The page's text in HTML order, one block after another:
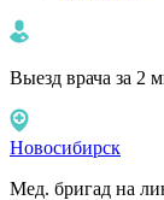
Выезд врача за 2
Новосибирск
Мед. бригад на